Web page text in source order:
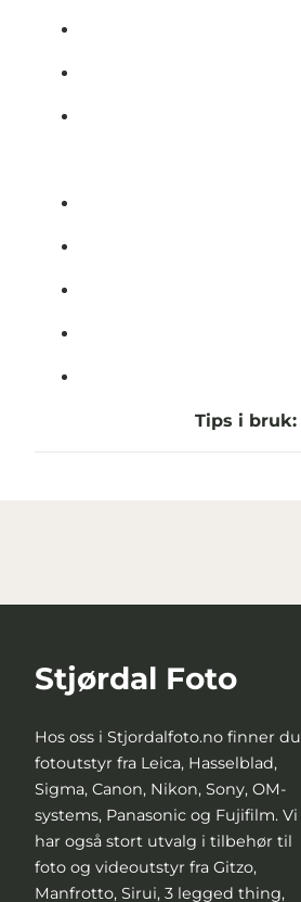
Tips i bruk:
Stjørdal Foto
Hos oss i Stjordalfoto.no finner du
fotoutstyr fra Leica, Hasselblad,
Sigma, Canon, Nikon, Sony, OM-
systems, Panasonic og Fujifilm. Vi
har også stort utvalg i tilbehør til
foto og videoutstyr fra Gitzo,
Manfrotto, Sirui, 3 legged thing,